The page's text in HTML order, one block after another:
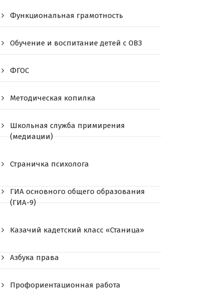
Функциональная грамотность
Обучение и воспитание детей с ОВЗ
ФГОС
Методическая копилка
Школьная служба примирения
(медиации)
Страничка психолога
ГИА основного общего образования
(ГИА-9)
Казачий кадетский класс «Станица»
Азбука права
Профориентационная работа